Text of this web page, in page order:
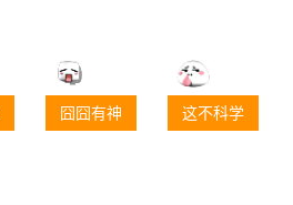
囧囧有神 这不科学